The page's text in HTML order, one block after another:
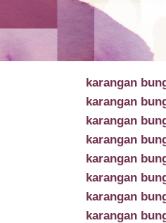
karangan
karangan
karangan
karangan
karangan
karangan
karangan
karangan